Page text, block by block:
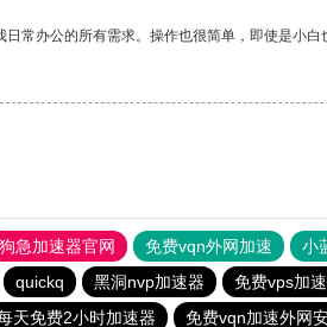
常办公的所有需求。操作也很简单，即使是小白
狗急加速器官网 免费vqn外网加速 小
quickq 黑洞nvp加速器 免费vps加
天免费2小时加速器 免费vqn加速外网